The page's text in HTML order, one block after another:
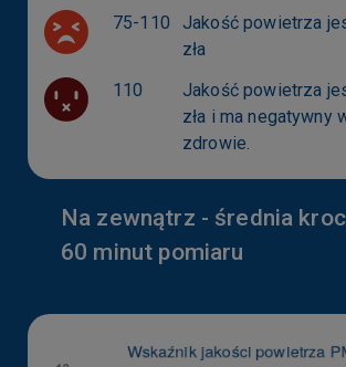
75-110
Jakość powietrza
zła
110
Jakość powietrza
zła i ma negatywny
zdrowie.
Na zewnątrz - średnia
60 minut pomiaru